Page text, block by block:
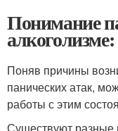
Понимание
Поняв причины
панических атак,
работы с этим